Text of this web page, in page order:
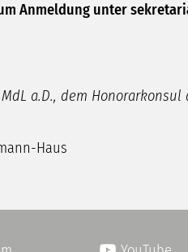
Anmeldung unter
a.D., dem
Haus